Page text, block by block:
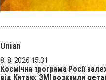
Unian
8. 8. 2026 15:31
Космічна програма Росії
від Китаю: ЗМІ розкрили